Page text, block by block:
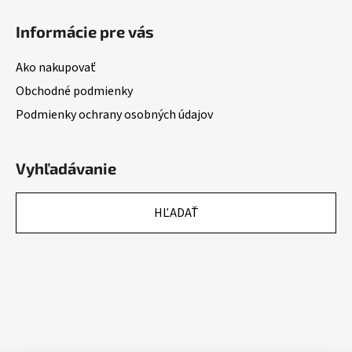
Informácie pre vás
Ako nakupovať
Obchodné podmienky
Podmienky ochrany osobných údajov
Vyhľadávanie
HĽADAŤ